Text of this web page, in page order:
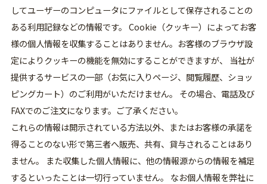
してユーザーのコンピュータにファイルとして保存されることの
ある利用記録などの情報です。 Cookie（クッキー）によってお客
様の個人情報を収集することはありません。お客様のブラウザ設
定によりクッキーの機能を無効にすることができますが、 当社が
提供するサービスの一部（お気に入りページ、閲覧履歴、ショッ
ピングカート）のご利用がいただけません。 その場合、電話及び
FAXでのご注文になります。ご了承ください。
これらの情報は開示されている方法以外、またはお客様の承諾を
得ることのない形で第三者へ販売、共有、貸与されることはあり
ません。 また収集した個人情報に、他の情報源からの情報を補足
するといったことは一切行っていません。 なお個人情報を弊社に